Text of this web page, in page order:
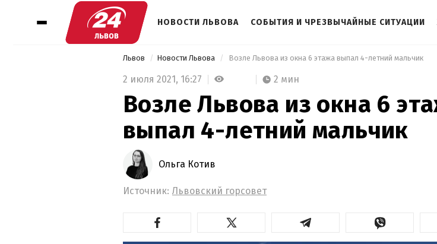
НОВОСТИ ЛЬВОВА СОБЫТИЯ И ЧРЕЗВЫЧАЙНЫЕ СИТУАЦИИ
Львов Новости Львова Возле Львова из окна 6 этажа выпал 4-летний мальчик
2 июля 2021, 16:27 2 мин
Возле Львова из окна 6
выпал 4-летний мальчик
Ольга Котив
Источник: Львовский горсовет